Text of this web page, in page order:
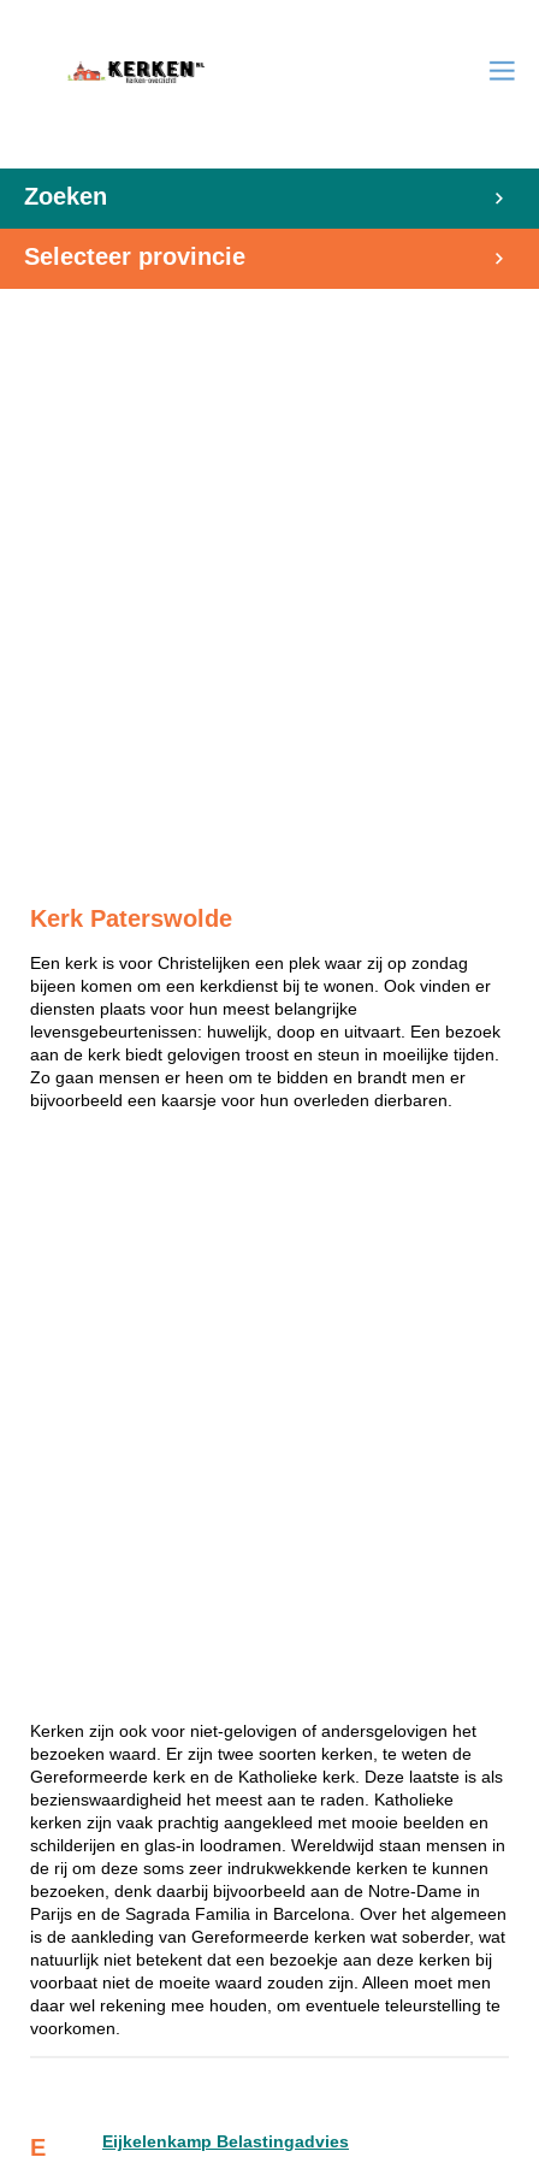
Zoeken
Selecteer provincie
Kerk Paterswolde
Een kerk is voor Christelijken een plek waar zij op zondag
bijeen komen om een kerkdienst bij te wonen. Ook vinden er
diensten plaats voor hun meest belangrijke
levensgebeurtenissen: huwelijk, doop en uitvaart. Een bezoek
aan de kerk biedt gelovigen troost en steun in moeilijke tijden.
Zo gaan mensen er heen om te bidden en brandt men er
bijvoorbeeld een kaarsje voor hun overleden dierbaren.
Kerken zijn ook voor niet-gelovigen of andersgelovigen het
bezoeken waard. Er zijn twee soorten kerken, te weten de
Gereformeerde kerk en de Katholieke kerk. Deze laatste is als
bezienswaardigheid het meest aan te raden. Katholieke
kerken zijn vaak prachtig aangekleed met mooie beelden en
schilderijen en glas-in loodramen. Wereldwijd staan mensen in
de rij om deze soms zeer indrukwekkende kerken te kunnen
bezoeken, denk daarbij bijvoorbeeld aan de Notre-Dame in
Parijs en de Sagrada Familia in Barcelona. Over het algemeen
is de aankleding van Gereformeerde kerken wat soberder, wat
natuurlijk niet betekent dat een bezoekje aan deze kerken bij
voorbaat niet de moeite waard zouden zijn. Alleen moet men
daar wel rekening mee houden, om eventuele teleurstelling te
voorkomen.
E Eijkelenkamp Belastingadvies